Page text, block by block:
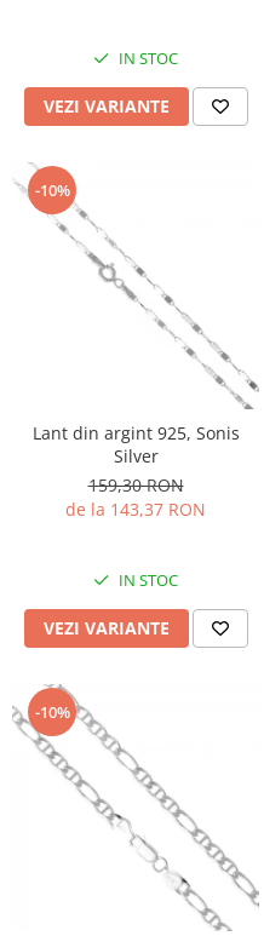
IN STOC
VEZI VARIANTE
-10%
Lant din argint 925, Sonis
Silver
159,30 RON
de la 143,37 RON
IN STOC
VEZI VARIANTE
-10%